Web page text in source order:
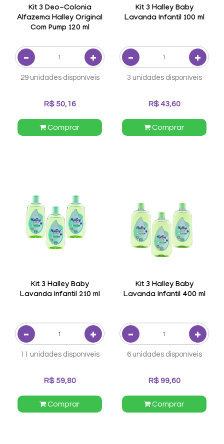
Kit 3 Deo-Colonia
Alfazema Halley Original
Com Pump 120 ml
29 unidades disponíveis
R$ 50,16
Comprar
Kit 3 Halley Baby
Lavanda Infantil 100 ml
3 unidades disponíveis
R$ 43,60
Comprar
Kit 3 Halley Baby
Lavanda Infantil 210 ml
11 unidades disponíveis
R$ 59,80
Comprar
Kit 3 Halley Baby
Lavanda Infantil 400 ml
6 unidades disponíveis
R$ 99,60
Comprar